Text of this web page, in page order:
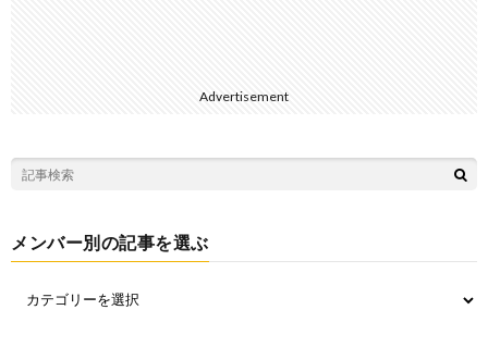
Advertisement
メンバー別の記事を選ぶ